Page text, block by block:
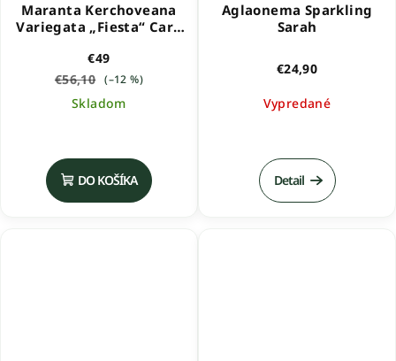
Maranta Kerchoveana
Variegata „Fiesta“ Care
€49
€56,10 (–12 %)
Skladom
produktu
je
5,0
DO KOŠÍKA
Aglaonema Sparkling
Sarah
€24,90
Vypredané
Detail